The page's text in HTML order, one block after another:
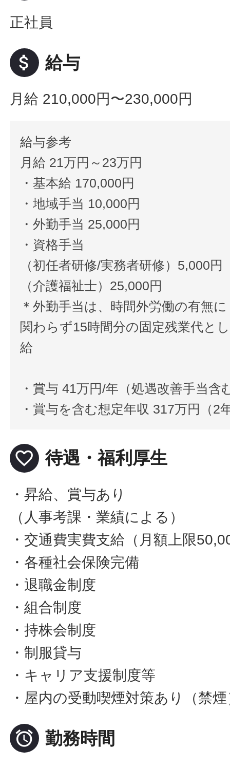
正社員
attach_money 給与
月給 210,000円〜230,000円
給与参考
月給 21万円～23万円
・基本給 170,000円
・地域手当 10,000円
・外勤手当 25,000円
・資格手当
（初任者研修/実務者研修）5,000円
（介護福祉士）25,000円
＊外勤手当は、時間外労働の有無に
関わらず15時間分の固定残業代と
給
・賞与 41万円/年（処遇改善手当含
・賞与を含む想定年収 317万円（2
favorite_border 待遇・福利厚生
・昇給、賞与あり
（人事考課・業績による）
・交通費実費支給（月額上限
・各種社会保険完備
・退職金制度
・組合制度
・持株会制度
・制服貸与
・キャリア支援制度等
・屋内の受動喫煙対策あり（禁
 勤務時間